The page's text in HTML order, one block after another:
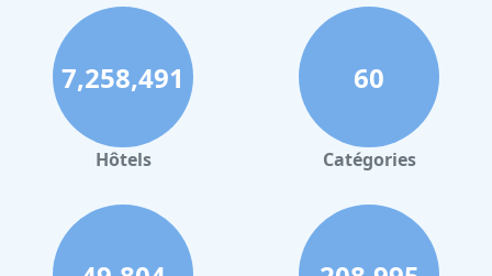
7,258,491
Hôtels
60
Catégories